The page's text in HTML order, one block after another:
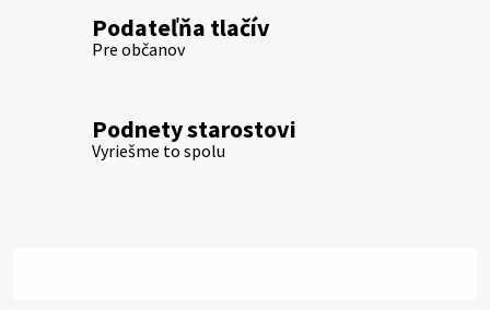
Podateľňa tlačív
Pre občanov
Podnety starostovi
Vyriešme to spolu